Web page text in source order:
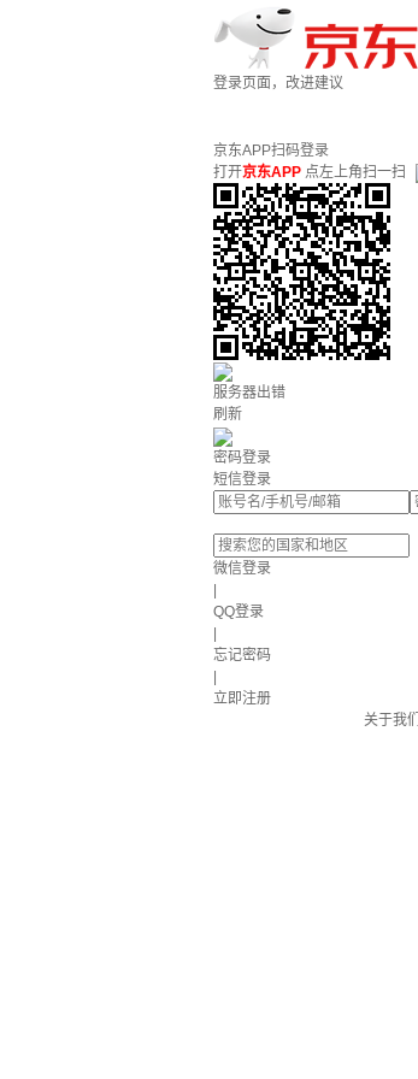
登录页面，改进建议
京东APP扫码登录
打开京东APP 点左上角扫一扫
服务器出错
刷新
密码登录
短信登录
微信登录
QQ登录
忘记密码
立即注册
关于我们